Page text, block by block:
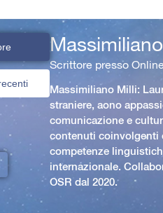
Scrittore presso
Massimiliano Milli:
straniere, aono
comunicazione e
contenuti coinvolgenti
competenze
internazionale.
OSR dal 2020.